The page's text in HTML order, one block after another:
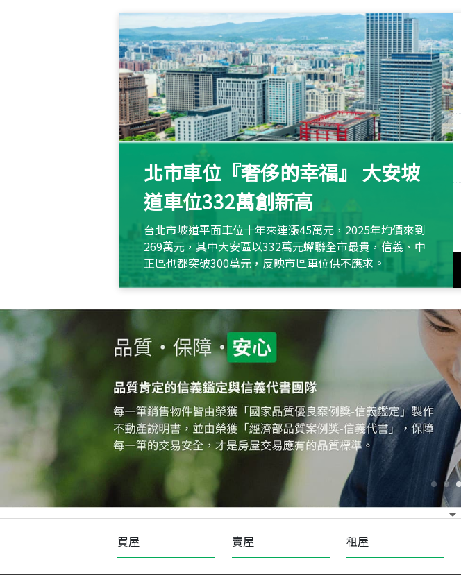
北市車位『奢侈的幸福』 大安坡
道車位332萬創新高
台北市坡道平面車位十年來連漲45萬元，2025年均價來到
269萬元，其中大安區以332萬元蟬聯全市最貴，信義、中
正區也都突破300萬元，反映市區車位供不應求。
買屋 賣屋 租屋